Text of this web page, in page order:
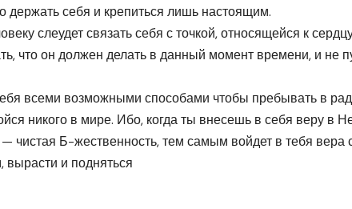
себя и крепиться лишь настоящим.
слеудет связать себя с точкой, относящейся к
что он должен делать в данный момент времени, и не
всеми возможными способами чтобы пребывать в
никого в мире. Ибо, когда ты внесешь в себя веру в
чистая Б-жественность, тем самым войдет в тебя вера
и подняться